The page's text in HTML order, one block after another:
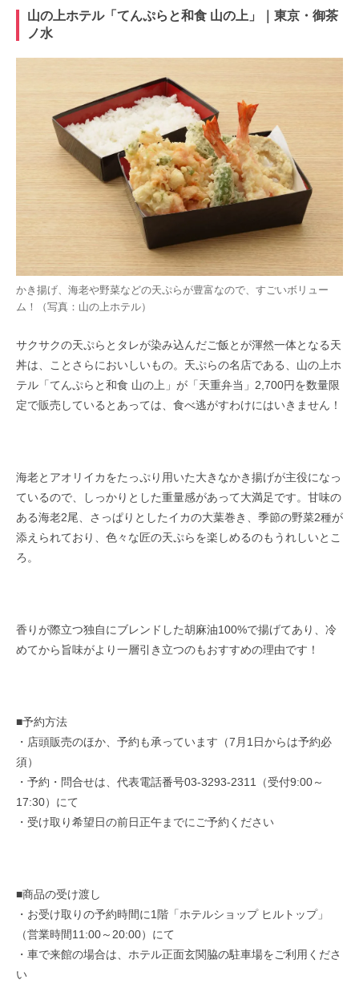
山の上ホテル「てんぷらと和食 山の上」｜東京・御茶
ノ水
かき揚げ、海老や野菜などの天ぷらが豊富なので、すごいボリュー
ム！（写真：山の上ホテル）
サクサクの天ぷらとタレが染み込んだご飯とが渾然一体となる天
丼は、ことさらにおいしいもの。天ぷらの名店である、山の上ホ
テル「てんぷらと和食 山の上」が「天重弁当」2,700円を数量限
定で販売しているとあっては、食べ逃がすわけにはいきません！
海老とアオリイカをたっぷり用いた大きなかき揚げが主役になっ
ているので、しっかりとした重量感があって大満足です。甘味の
ある海老2尾、さっぱりとしたイカの大葉巻き、季節の野菜2種が
添えられており、色々な匠の天ぷらを楽しめるのもうれしいとこ
ろ。
香りが際立つ独自にブレンドした胡麻油100%で揚げてあり、冷
めてから旨味がより一層引き立つのもおすすめの理由です！
■予約方法
・店頭販売のほか、予約も承っています（7月1日からは予約必
須）
・予約・問合せは、代表電話番号03-3293-2311（受付9:00～
17:30）にて
・受け取り希望日の前日正午までにご予約ください
■商品の受け渡し
・お受け取りの予約時間に1階「ホテルショップ ヒルトップ」
（営業時間11:00～20:00）にて
・車で来館の場合は、ホテル正面玄関脇の駐車場をご利用くださ
い